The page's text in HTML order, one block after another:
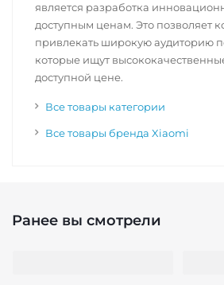
является разработка
доступным ценам. Это позволяет
привлекать широкую аудиторию
которые ищут
доступной цене.
Все товары категории
Все товары бренда Xiaomi
Ранее вы смотрели